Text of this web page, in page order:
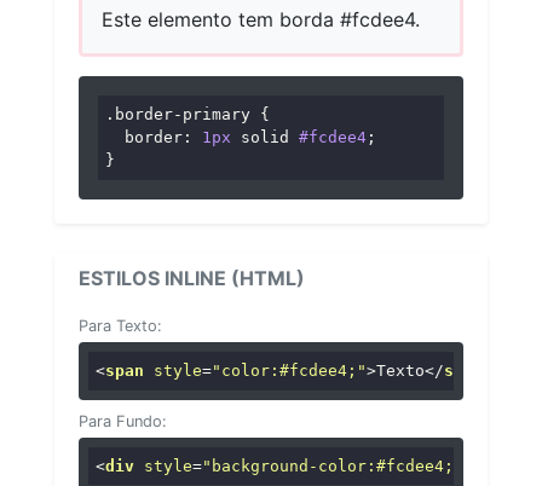
Este elemento tem borda #fcdee4.
.border-primary {
border : 1px solid #fcdee4 ;
}
ESTILOS INLINE (HTML)
Para Texto:
<span style="color:#fcdee4;">Texto</span
Para Fundo:
<div style="background-color:#fcdee4;"